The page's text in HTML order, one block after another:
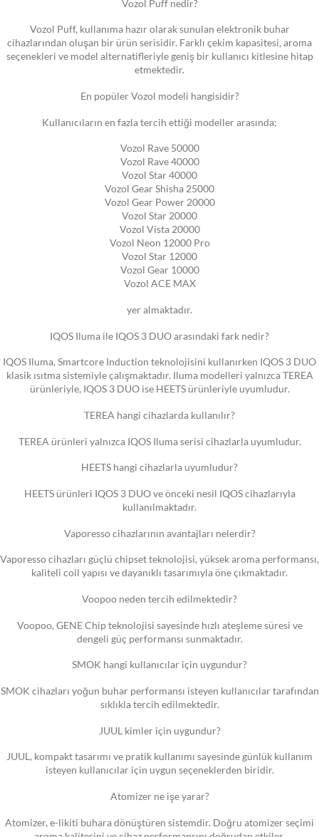
Vozol Puff nedir?
Vozol Puff, kullanıma hazır olarak sunulan elektronik buhar
cihazlarından oluşan bir ürün serisidir. Farklı çekim kapasitesi, aroma
seçenekleri ve model alternatifleriyle geniş bir kullanıcı kitlesine hitap
etmektedir.
En popüler Vozol modeli hangisidir?
Kullanıcıların en fazla tercih ettiği modeller arasında;
Vozol Rave 50000
Vozol Rave 40000
Vozol Star 40000
Vozol Gear Shisha 25000
Vozol Gear Power 20000
Vozol Star 20000
Vozol Vista 20000
Vozol Neon 12000 Pro
Vozol Star 12000
Vozol Gear 10000
Vozol ACE MAX
yer almaktadır.
IQOS Iluma ile IQOS 3 DUO arasındaki fark nedir?
IQOS Iluma, Smartcore Induction teknolojisini kullanırken IQOS 3 DUO
klasik ısıtma sistemiyle çalışmaktadır. Iluma modelleri yalnızca TEREA
ürünleriyle, IQOS 3 DUO ise HEETS ürünleriyle uyumludur.
TEREA hangi cihazlarda kullanılır?
TEREA ürünleri yalnızca IQOS Iluma serisi cihazlarla uyumludur.
HEETS hangi cihazlarla uyumludur?
HEETS ürünleri IQOS 3 DUO ve önceki nesil IQOS cihazlarıyla
kullanılmaktadır.
Vaporesso cihazlarının avantajları nelerdir?
Vaporesso cihazları güçlü chipset teknolojisi, yüksek aroma performansı,
kaliteli coil yapısı ve dayanıklı tasarımıyla öne çıkmaktadır.
Voopoo neden tercih edilmektedir?
Voopoo, GENE Chip teknolojisi sayesinde hızlı ateşleme süresi ve
dengeli güç performansı sunmaktadır.
SMOK hangi kullanıcılar için uygundur?
SMOK cihazları yoğun buhar performansı isteyen kullanıcılar tarafından
sıklıkla tercih edilmektedir.
JUUL kimler için uygundur?
JUUL, kompakt tasarımı ve pratik kullanımı sayesinde günlük kullanım
isteyen kullanıcılar için uygun seçeneklerden biridir.
Atomizer ne işe yarar?
Atomizer, e-likiti buhara dönüştüren sistemdir. Doğru atomizer seçimi